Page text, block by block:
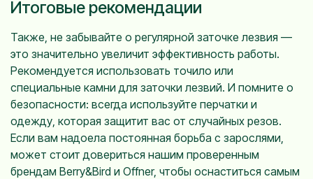
Итоговые рекомендации
Также, не забывайте о регулярной заточке лезвия —
это значительно увеличит эффективность работы.
Рекомендуется использовать точило или
специальные камни для заточки лезвий. И помните о
безопасности: всегда используйте перчатки и
одежду, которая защитит вас от случайных резов.
Если вам надоела постоянная борьба с зарослями,
может стоит довериться нашим проверенным
брендам Berry&Bird и Offner, чтобы оснаститься самым